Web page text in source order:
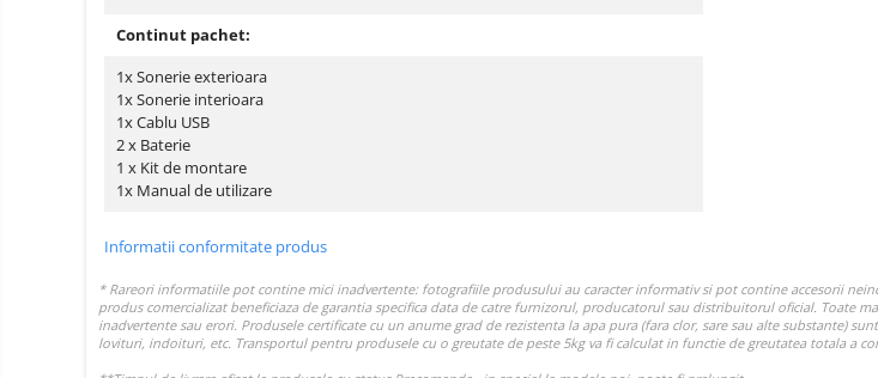
Accesorii Auto
Boxe Portabile
Cititoare Cod Bare
Navigații auto dedicate
energie electrică portabile
Panouri solare portabile
Statii incarcare masini
Continut pachet:
1x Sonerie exterioara
1x Sonerie interioara
1x Cablu USB
2 x Baterie
1 x Kit de montare
1x Manual de utilizare
Informatii conformitate produs